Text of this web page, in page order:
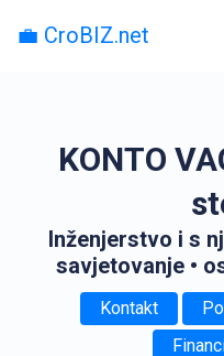
💼 CroBIZ.net
KONTO
Inženjerstvo i s
savjetovanje •
Kontakt